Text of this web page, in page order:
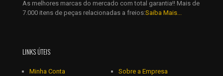
As melhores marcas do mercado com total garantia!! Mais de
7.000 itens de peças relacionadas a freios:Saiba Mais...
LINKS ÚTEIS
Minha Conta
Sobre a Empresa